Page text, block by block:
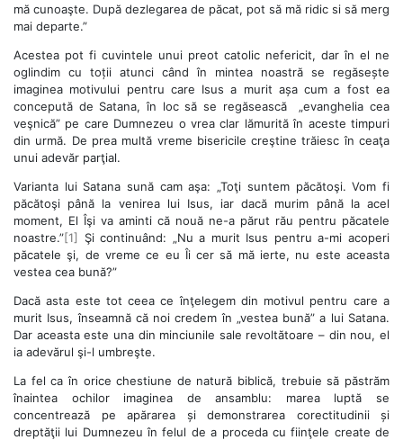
mă cunoaşte. După dezlegarea de păcat, pot să mă ridic si să merg
mai departe.”
Acestea pot fi cuvintele unui preot catolic nefericit, dar în el ne
oglindim cu toții atunci când în mintea noastră se regăsește
imaginea motivului pentru care Isus a murit așa cum a fost ea
concepută de Satana, în loc să se regăsească „evanghelia cea
veşnică” pe care Dumnezeu o vrea clar lămurită în aceste timpuri
din urmă. De prea multă vreme bisericile creştine trăiesc în ceaţa
unui adevăr parţial.
Varianta lui Satana sună cam aşa: „Toţi suntem păcătoşi. Vom fi
păcătoşi până la venirea lui Isus, iar dacă murim până la acel
moment, El Îşi va aminti că nouă ne-a părut rău pentru păcatele
noastre.”[1]
Şi continuând: „Nu a murit Isus pentru a-mi acoperi
păcatele şi, de vreme ce eu Îi cer să mă ierte, nu este aceasta
vestea cea bună?”
Dacă asta este tot ceea ce înţelegem din motivul pentru care a
murit Isus, înseamnă că noi credem în „vestea bună” a lui Satana.
Dar aceasta este una din minciunile sale revoltătoare – din nou, el
ia adevărul şi-l umbreşte.
La fel ca în orice chestiune de natură biblică, trebuie să păstrăm
înaintea ochilor imaginea de ansamblu: marea luptă se
concentrează pe apărarea și demonstrarea corectitudinii și
dreptăţii lui Dumnezeu în felul de a proceda cu fiinţele create de